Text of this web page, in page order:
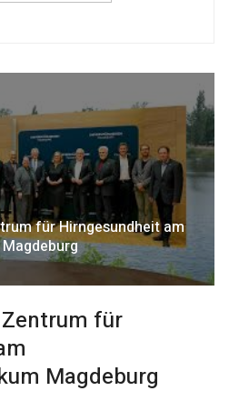
für Hirngesundheit am
für
Magdeburg